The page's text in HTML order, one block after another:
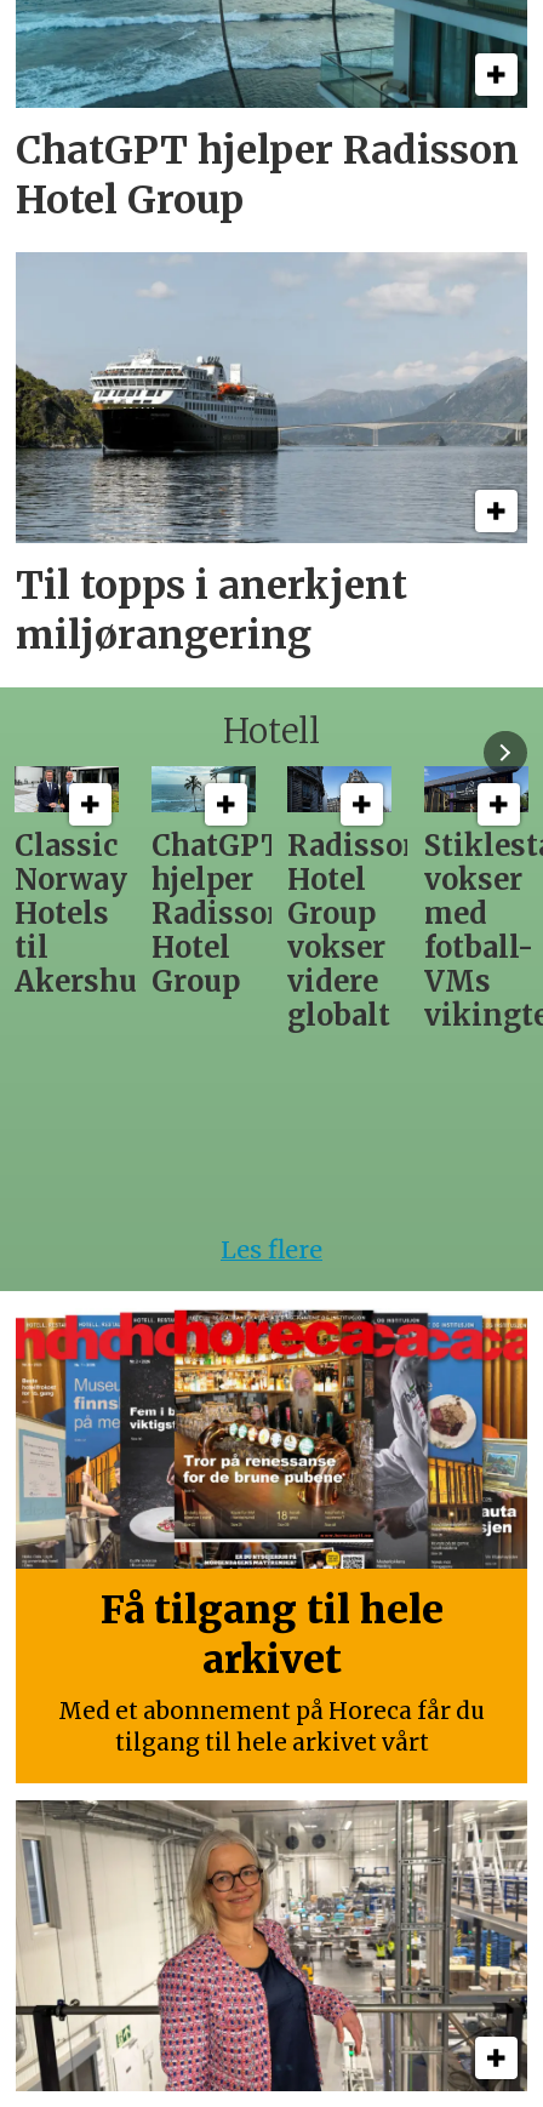
ChatGPT hjelper Radisson
Hotel Group
Til topps i anerkjent
miljørangering
Hotell
ChatGPT
hjelper
Radisson
Hotel
Group
Radisson
Hotel
Group
vokser
videre
Stiklestad
vokser
med
fotball-
VMs
vikingtematikk
Fra
direktør
til
nytt
Les flere
Få tilgang til hele
arkivet
Med et abonnement på Horeca får du
tilgang til hele arkivet vårt